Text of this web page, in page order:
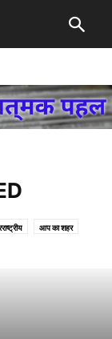
आप का शहर